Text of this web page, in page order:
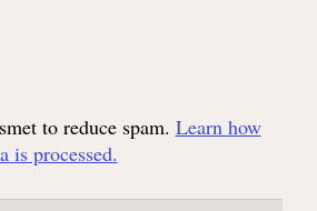
to reduce spam. Learn how
is processed.